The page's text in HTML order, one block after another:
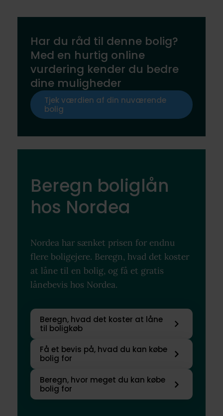
Har du råd til denne bolig?
Med en hurtig online
vurdering kender du bedre
dine muligheder
Tjek værdien af din nuværende
bolig
Beregn boliglån
hos Nordea
Nordea har sænket prisen for endnu
flere boligejere. Beregn, hvad det koster
at låne til en bolig, og få et gratis
lånebevis hos Nordea.
Beregn, hvad det koster at låne
til boligkøb
Få et bevis på, hvad du kan købe
bolig for
Beregn, hvor meget du kan købe
bolig for